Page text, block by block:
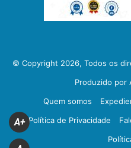
© Copyright 2026, Todos os
Produzido por
Quem somos
Política de Privacidade
A+